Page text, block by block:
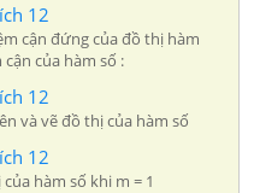
12
cận đứng của đồ thị hàm
của hàm số :
12
và vẽ đồ thị của hàm số
12
hàm số khi m = 1